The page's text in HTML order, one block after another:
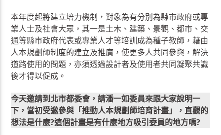
本年度起將建立培力機制，對象為有分別為縣市政府或專
業人士及社會大眾，其一是土木、建築、景觀、都市、交
通等縣市政府代表或專業人才等培訓成為種子教師，藉由
人本規劃師制度的建立及推廣，使更多人共同參與，解決
道路使用的問題，亦須透過設計者及使用者共同凝聚共識
後才得以促成。
今天邀請到北市都委會，請潘一如委員來跟大家說明一
下，當初受邀參與「推動人本規劃師培育計畫」，直觀的
想法是什麼?這個計畫是有什麼地方吸引委員的地方嗎?